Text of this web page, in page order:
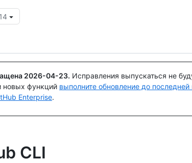
2026-04-23. Исправления выпускаться не
новых функций выполните обновление до
Enterprise.
CLI